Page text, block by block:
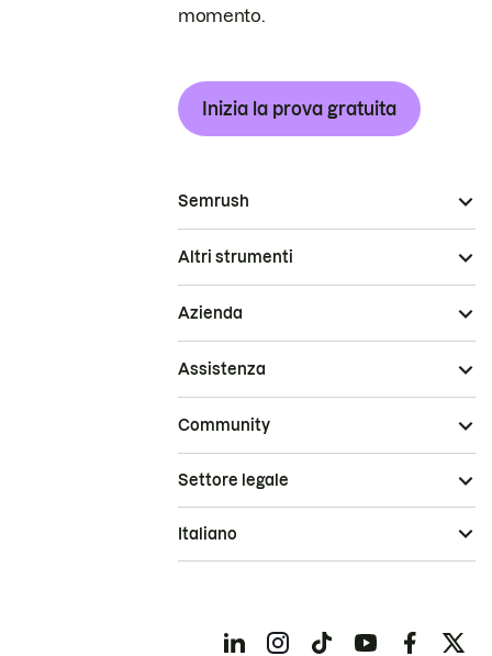
momento.
Inizia la prova gratuita
Semrush
Altri strumenti
Azienda
Assistenza
Community
Settore legale
Italiano